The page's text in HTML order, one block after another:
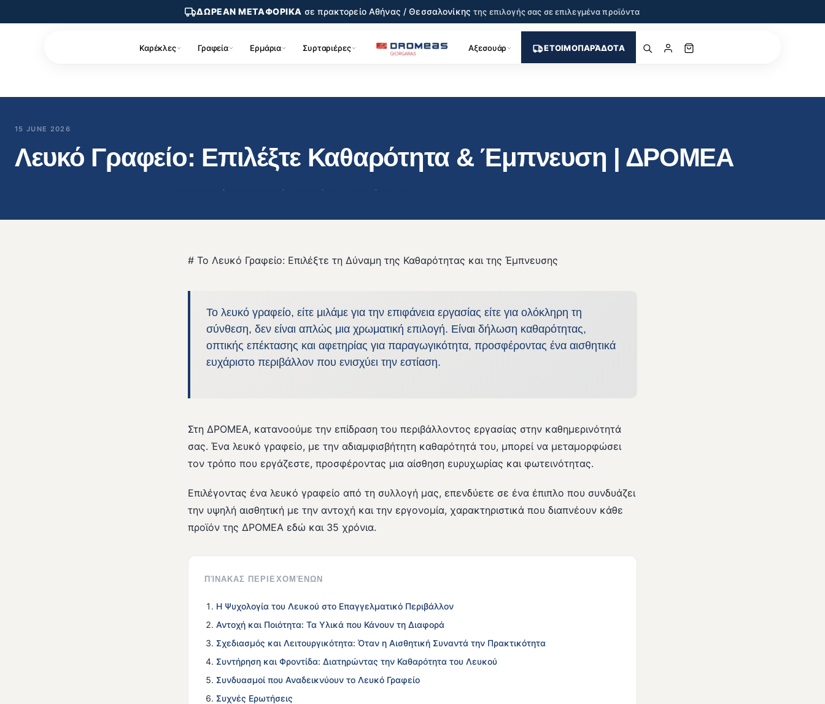
ΔΩΡΕΑΝ ΜΕΤΑΦΟΡΙΚΑ σε πρακτορείοΑθήνας / Θεσσαλονίκηςτης επιλογής σας σε επιλεγμένα προϊόντα
Καρέκλες Γραφεία Ερμάρια Συρταριέρες Αξεσουάρ ΕΤΟΙΜΟΠΑΡΆΔΟΤΑ
15 JUNE 2026
Λευκό Γραφείο: Επιλέξτε Καθαρότητα & Έμπνευση | ΔΡΟΜΕΑ
· · · ·
# Το Λευκό Γραφείο: Επιλέξτε τη Δύναμη της Καθαρότητας και της Έμπνευσης
Το λευκό γραφείο, είτε μιλάμε για την επιφάνεια εργασίας είτε για ολόκληρη τη
σύνθεση, δεν είναι απλώς μια χρωματική επιλογή. Είναι δήλωση καθαρότητας,
οπτικής επέκτασης και αφετηρίας για παραγωγικότητα, προσφέροντας ένα αισθητικά
ευχάριστο περιβάλλον που ενισχύει την εστίαση.
Στη ΔΡΟΜΕΑ, κατανοούμε την επίδραση του περιβάλλοντος εργασίας στην καθημερινότητά
σας. Ένα λευκό γραφείο, με την αδιαμφισβήτητη καθαρότητά του, μπορεί να μεταμορφώσει
τον τρόπο που εργάζεστε, προσφέροντας μια αίσθηση ευρυχωρίας και φωτεινότητας.
Επιλέγοντας ένα λευκό γραφείο από τη συλλογή μας, επενδύετε σε ένα έπιπλο που συνδυάζει
την υψηλή αισθητική με την αντοχή και την εργονομία, χαρακτηριστικά που διαπνέουν κάθε
προϊόν της ΔΡΟΜΕΑ εδώ και 35 χρόνια.
ΠΊΝΑΚΑΣ ΠΕΡΙΕΧΟΜΈΝΩΝ
Η Ψυχολογία του Λευκού στο Επαγγελματικό Περιβάλλον
Αντοχή και Ποιότητα: Τα Υλικά που Κάνουν τη Διαφορά
Σχεδιασμός και Λειτουργικότητα: Όταν η Αισθητική Συναντά την Πρακτικότητα
Συντήρηση και Φροντίδα: Διατηρώντας την Καθαρότητα του Λευκού
Συνδυασμοί που Αναδεικνύουν το Λευκό Γραφείο
Συχνές Ερωτήσεις